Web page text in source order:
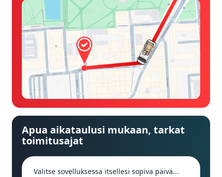
Apua aikataulusi mukaan, tarkat
toimitusajat
Valitse sovelluksessa itsellesi sopiva päivä...